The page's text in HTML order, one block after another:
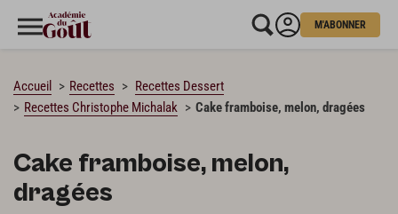
M'ABONNER
Accueil Recettes
Recettes Dessert
Recettes Christophe Michalak
Cake framboise, melon, dragées
Cake framboise, melon,
dragées
CHARGEMENT…